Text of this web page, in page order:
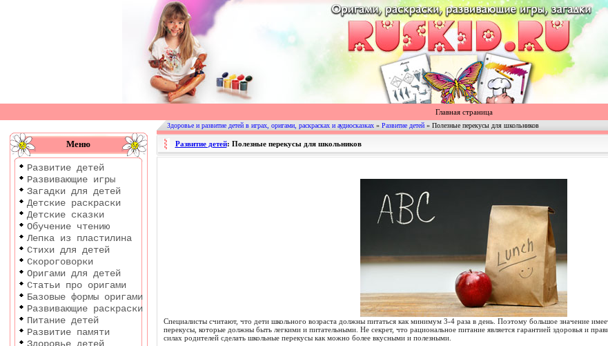
|
Раскраски
Развитие
детей
Главная страница
Меню
Развитие детей
Развивающие игры
Загадки для детей
Детские раскраски
Детские сказки
Обучение чтению
Лепка из пластилина
Стихи для детей
Скороговорки
Оригами для детей
Статьи про оригами
Базовые формы оригами
Развивающие раскраски
Питание детей
Развитие памяти
Здоровье и развитие детей в играх, оригами, раскрасках и аудиосказках» Развитие детей» Полезные перекусы для школьников
Развитие детей: Полезные перекусы для школьников
Специалисты считают, что дети школьного возраста должны питаться как минимум 3-4 раза в день. Поэтому большое значение
перекусы, которые должны быть легкими и питательными. Не секрет, что рациональное питание является гарантией здоровья и
силах родителей сделать школьные перекусы как можно более вкусными и полезными.